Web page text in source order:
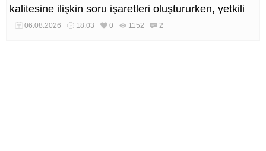
kalitesine ilişkin soru işaretleri oluştururken, yetkili
kurumların teknik inceleme yapması çağrısı yapıldı.
06.08.2026 18:03 0 1152 2